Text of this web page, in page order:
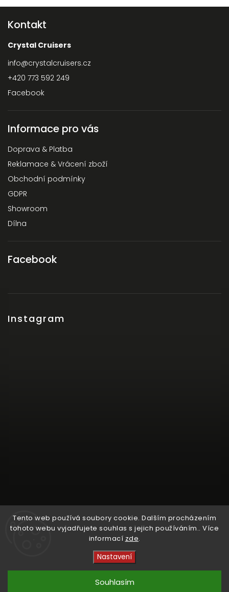
Tento web používá soubory cookie. Dalším procházením
tohoto webu vyjadřujete souhlas s jejich používáním.. Více
informací zde.
Nastavení
Souhlasím
Kontakt
Crystal Cruisers
info@crystalcruisers.cz
+420 773 592 249
Facebook
Informace pro vás
Doprava & Platba
Reklamace & Vrácení zboží
Obchodní podmínky
GDPR
Showroom
Dílna
Facebook
Instagram
vyhrazena.